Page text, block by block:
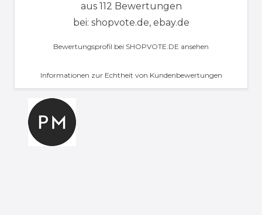
aus 112 Bewertungen
bei: shopvote.de, ebay.de
Bewertungsprofil bei SHOPVOTE.DE ansehen
Informationen zur Echtheit von Kundenbewertungen